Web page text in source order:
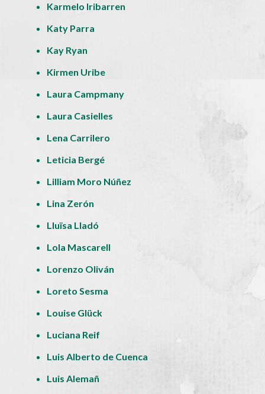
Karmelo Iribarren
Katy Parra
Kay Ryan
Kirmen Uribe
Laura Campmany
Laura Casielles
Lena Carrilero
Leticia Bergé
Lilliam Moro Núñez
Lina Zerón
Lluïsa Lladó
Lola Mascarell
Lorenzo Oliván
Loreto Sesma
Louise Glück
Luciana Reif
Luis Alberto de Cuenca
Luis Alemañ